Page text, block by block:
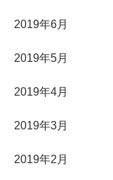
2019年6月
2019年5月
2019年4月
2019年3月
2019年2月